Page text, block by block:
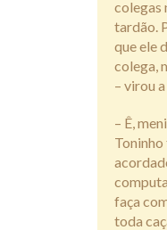
colegas
tardão.
que ele
colega,
– virou
– Ê,
Toninho
faça
toda